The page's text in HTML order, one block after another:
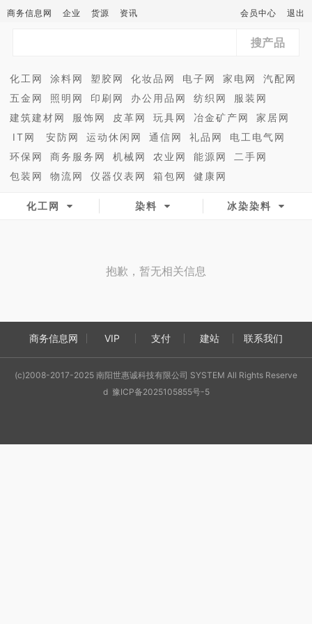
商务信息网 企业 货源 资讯 会员中心 退出
搜产品
化工网 涂料网 塑胶网 化妆品网 电子网 家电网
汽配网
五金网
照明网 印刷网 办公用品网 纺织网
服装网
建筑建材网
服饰网 皮革网 玩具网 冶金矿产网
家居网
IT网
安防网 运动休闲网 通信网 礼品网
电工电气网
环保网
商务服务网 机械网 农业网 能源网
二手网
包装网
物流网 仪器仪表网 箱包网 健康网
化工网 染料 冰染染料
抱歉，暂无相关信息
商务信息网 VIP 支付 建站 联系我们
(c)2008-2017-2025 南阳世惠诚科技有限公司 SYSTEM All Rights Reserve
d 豫ICP备2025105855号-5